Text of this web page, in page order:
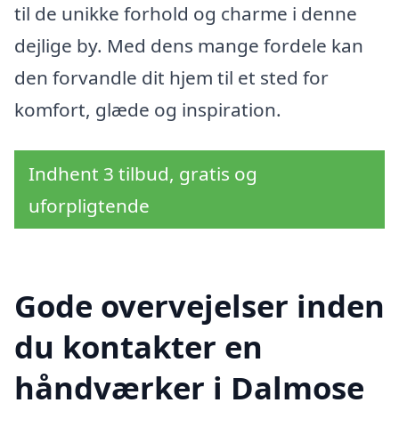
til de unikke forhold og charme i denne
dejlige by. Med dens mange fordele kan
den forvandle dit hjem til et sted for
komfort, glæde og inspiration.
Indhent 3 tilbud, gratis og
uforpligtende
Gode overvejelser inden
du kontakter en
håndværker i Dalmose